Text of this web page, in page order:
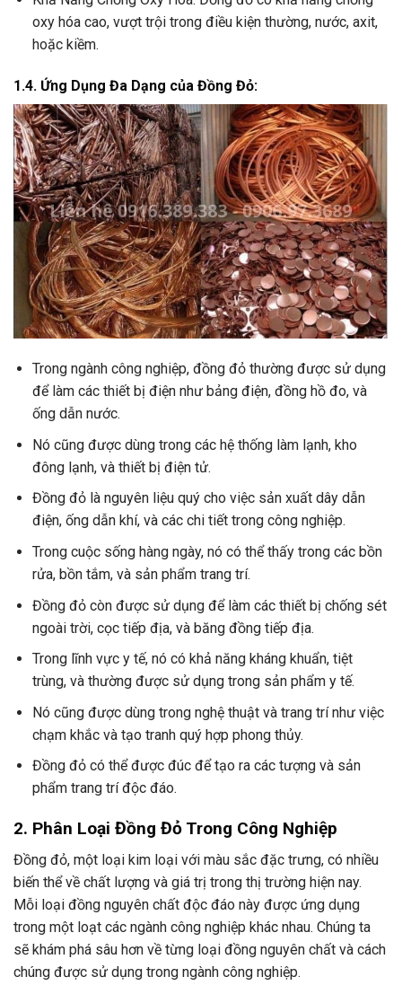
oxy hóa cao, vượt trội trong điều kiện thường, nước, axit,
hoặc kiềm.
1.4. Ứng Dụng Đa Dạng của Đồng Đỏ:
Trong ngành công nghiệp, đồng đỏ thường được sử dụng
để làm các thiết bị điện như bảng điện, đồng hồ đo, và
ống dẫn nước.
Nó cũng được dùng trong các hệ thống làm lạnh, kho
đông lạnh, và thiết bị điện tử.
Đồng đỏ là nguyên liệu quý cho việc sản xuất dây dẫn
điện, ống dẫn khí, và các chi tiết trong công nghiệp.
Trong cuộc sống hàng ngày, nó có thể thấy trong các bồn
rửa, bồn tắm, và sản phẩm trang trí.
Đồng đỏ còn được sử dụng để làm các thiết bị chống sét
ngoài trời, cọc tiếp địa, và băng đồng tiếp địa.
Trong lĩnh vực y tế, nó có khả năng kháng khuẩn, tiệt
trùng, và thường được sử dụng trong sản phẩm y tế.
Nó cũng được dùng trong nghệ thuật và trang trí như việc
chạm khắc và tạo tranh quý hợp phong thủy.
Đồng đỏ có thể được đúc để tạo ra các tượng và sản
phẩm trang trí độc đáo.
2. Phân Loại Đồng Đỏ Trong Công Nghiệp
Đồng đỏ, một loại kim loại với màu sắc đặc trưng, có nhiều
biến thể về chất lượng và giá trị trong thị trường hiện nay.
Mỗi loại đồng nguyên chất độc đáo này được ứng dụng
trong một loạt các ngành công nghiệp khác nhau. Chúng ta
sẽ khám phá sâu hơn về từng loại đồng nguyên chất và cách
chúng được sử dụng trong ngành công nghiệp.